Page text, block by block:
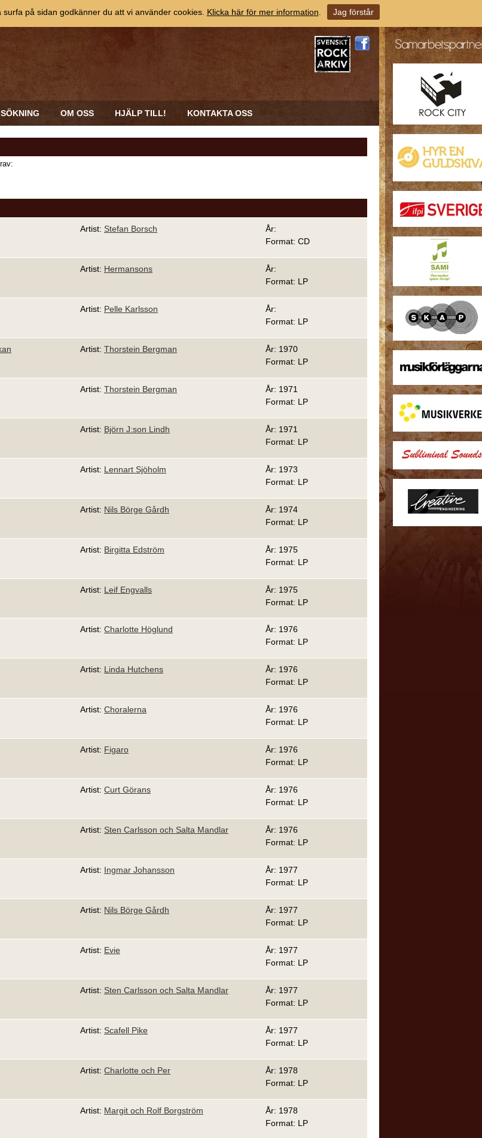
OM OSS HJÄLP TILL! KONTAKTA OSS
Artist: Stefan Borsch
År:
Format: CD
Artist: Hermansons
År:
Format: LP
Artist: Pelle Karlsson
År:
Format: LP
Artist: Thorstein Bergman
År: 1970
Format: LP
Artist: Thorstein Bergman
År: 1971
Format: LP
Artist: Björn J:son Lindh
År: 1971
Format: LP
Artist: Lennart Sjöholm
År: 1973
Format: LP
Artist: Nils Börge Gårdh
År: 1974
Format: LP
Artist: Birgitta Edström
År: 1975
Format: LP
Artist: Leif Engvalls
År: 1975
Format: LP
Artist: Charlotte Höglund
År: 1976
Format: LP
Artist: Linda Hutchens
År: 1976
Format: LP
Artist: Choralerna
År: 1976
Format: LP
Artist: Figaro
År: 1976
Format: LP
Artist: Curt Görans
År: 1976
Format: LP
Artist: Sten Carlsson och Salta Mandlar
År: 1976
Format: LP
Artist: Ingmar Johansson
År: 1977
Format: LP
Artist: Nils Börge Gårdh
År: 1977
Format: LP
Artist: Evie
År: 1977
Format: LP
Artist: Sten Carlsson och Salta Mandlar
År: 1977
Format: LP
Artist: Scafell Pike
År: 1977
Format: LP
Artist: Charlotte och Per
År: 1978
Format: LP
Artist: Margit och Rolf Borgström
År: 1978
Format: LP
på sidan godkänner du att vi använder cookies. Klicka här för mer information Jag förstår